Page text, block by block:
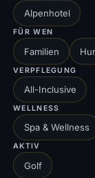
Alpenhotel
FÜR WEN
Familien
VERPFLEGUNG
All-Inclusive
WELLNESS
Spa & Wellness
AKTIV
Golf
Hotel entdecken →
SCHWEIZ
Victoria-
Hotel & Spa
Interlaken, Bern
Oberland, Interlaken)
Hotel entdecken →